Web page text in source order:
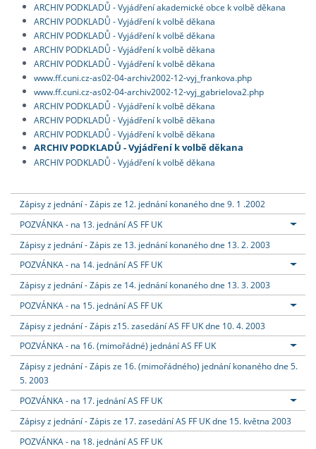
ARCHIV PODKLADŮ - Vyjádření akademické obce k volbě děkana
ARCHIV PODKLADŮ - Vyjádření k volbě děkana
ARCHIV PODKLADŮ - Vyjádření k volbě děkana
ARCHIV PODKLADŮ - Vyjádření k volbě děkana
ARCHIV PODKLADŮ - Vyjádření k volbě děkana
www.ff.cuni.cz-as02-04-archiv2002-12-vyj_frankova.php
www.ff.cuni.cz-as02-04-archiv2002-12-vyj_gabrielova2.php
ARCHIV PODKLADŮ - Vyjádření k volbě děkana
ARCHIV PODKLADŮ - Vyjádření k volbě děkana
ARCHIV PODKLADŮ - Vyjádření k volbě děkana
ARCHIV PODKLADŮ - Vyjádření k volbě děkana
ARCHIV PODKLADŮ - Vyjádření k volbě děkana
Zápisy z jednání - Zápis ze 12. jednání konaného dne 9. 1 .2002
POZVÁNKA - na 13. jednání AS FF UK
Zápisy z jednání - Zápis ze 13. jednání konaného dne 13. 2. 2003
POZVÁNKA - na 14. jednání AS FF UK
Zápisy z jednání - Zápis ze 14. jednání konaného dne 13. 3. 2003
POZVÁNKA - na 15. jednání AS FF UK
Zápisy z jednání - Zápis z15. zasedání AS FF UK dne 10. 4. 2003
POZVÁNKA - na 16. (mimořádné) jednání AS FF UK
Zápisy z jednání - Zápis ze 16. (mimořádného) jednání konaného dne 5.
5. 2003
POZVÁNKA - na 17. jednání AS FF UK
Zápisy z jednání - Zápis ze 17. zasedání AS FF UK dne 15. května 2003
POZVÁNKA - na 18. jednání AS FF UK